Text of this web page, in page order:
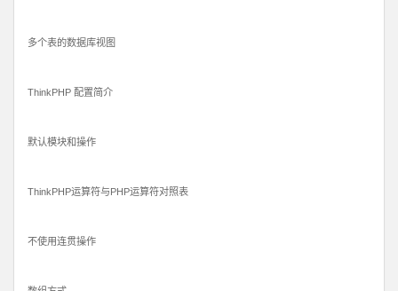
多个表的数据库视图
ThinkPHP 配置简介
默认模块和操作
ThinkPHP运算符与PHP运算符对照表
不使用连贯操作